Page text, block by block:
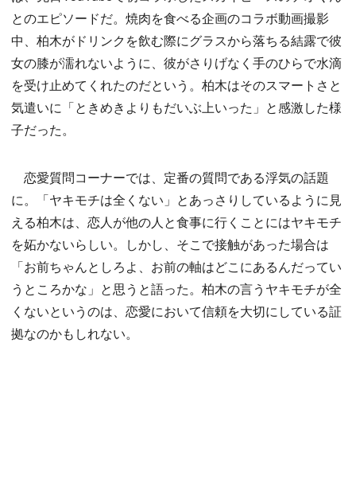
とのエピソードだ。焼肉を食べる企画のコラボ動画撮影
中、柏木がドリンクを飲む際にグラスから落ちる結露で彼
女の膝が濡れないように、彼がさりげなく手のひらで水滴
を受け止めてくれたのだという。柏木はそのスマートさと
気遣いに「ときめきよりもだいぶ上いった」と感激した様
子だった。
恋愛質問コーナーでは、定番の質問である浮気の話題
に。「ヤキモチは全くない」とあっさりしているように見
える柏木は、恋人が他の人と食事に行くことにはヤキモチ
を妬かないらしい。しかし、そこで接触があった場合は
「お前ちゃんとしろよ、お前の軸はどこにあるんだってい
うところかな」と思うと語った。柏木の言うヤキモチが全
くないというのは、恋愛において信頼を大切にしている証
拠なのかもしれない。